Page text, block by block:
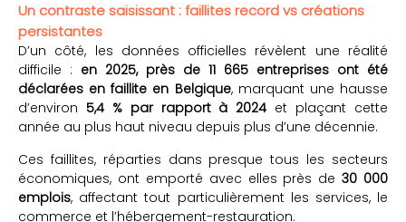
Un contraste saisissant : faillites record vs créations
persistantes
D’un côté, les données officielles révèlent une réalité
difficile : en 2025, près de 11 665 entreprises ont été
déclarées en faillite en Belgique, marquant une hausse
d’environ 5,4 % par rapport à 2024 et plaçant cette
année au plus haut niveau depuis plus d’une décennie.
Ces faillites, réparties dans presque tous les secteurs
économiques, ont emporté avec elles près de30 000
emplois, affectant tout particulièrement les services, le
commerce et l’hébergement-restauration.